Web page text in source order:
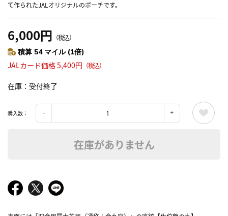
て作られたJALオリジナルのポーチです。
6,000円 （税込）
積算 54 マイル (1倍)
JALカード価格 5,400円 （税込）
在庫 受付終了
購入数：
在庫がありません